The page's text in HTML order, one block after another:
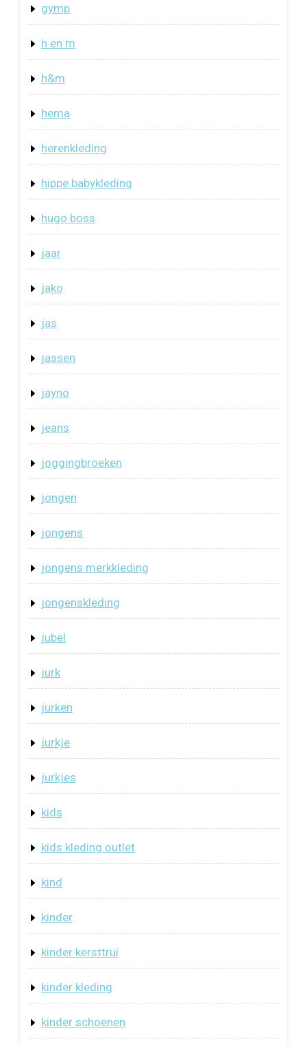
gymp
h en m
h&m
hema
herenkleding
hippe babykleding
hugo boss
jaar
jako
jas
jassen
jayno
jeans
joggingbroeken
jongen
jongens
jongens merkkleding
jongenskleding
jubel
jurk
jurken
jurkje
jurkjes
kids
kids kleding outlet
kind
kinder
kinder kersttrui
kinder kleding
kinder schoenen